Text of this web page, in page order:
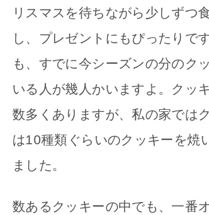
リスマスを待ちながら少しずつ
し、プレゼントにもぴったりで
も、すでに今シーズンの分のク
いる人が幾人かいますよ。クッ
数多くありますが、私の家では
は10種類ぐらいのクッキーを焼
ました。
数あるクッキーの中でも、一番